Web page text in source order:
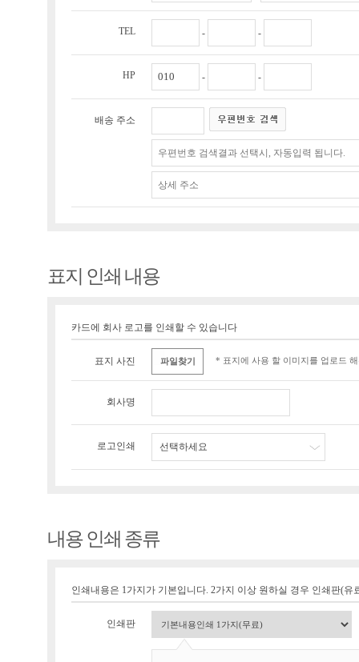
TEL - -
HP - -
배송 주소
표지 인쇄 내용
카드에 회사 로고를 인쇄할 수 있습니다
표지 사진 파일찾기 * 표지에 사용 할 이미지를 업로드
회사명
로고인쇄 선택하세요
내용 인쇄 종류
인쇄내용은 1가지가 기본입니다. 2가지 이상 원하실 경우 인쇄판(유
인쇄판